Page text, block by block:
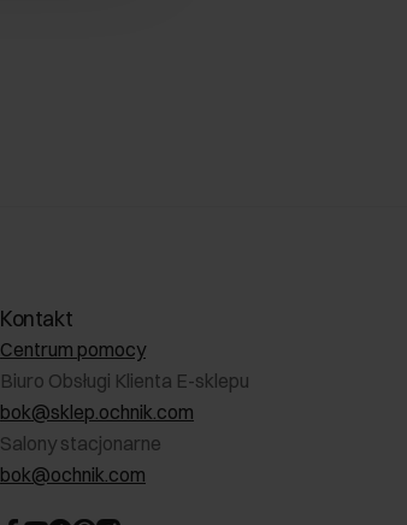
Kontakt
Centrum pomocy
Biuro Obsługi Klienta E-sklepu
bok@sklep.ochnik.com
Salony stacjonarne
bok@ochnik.com